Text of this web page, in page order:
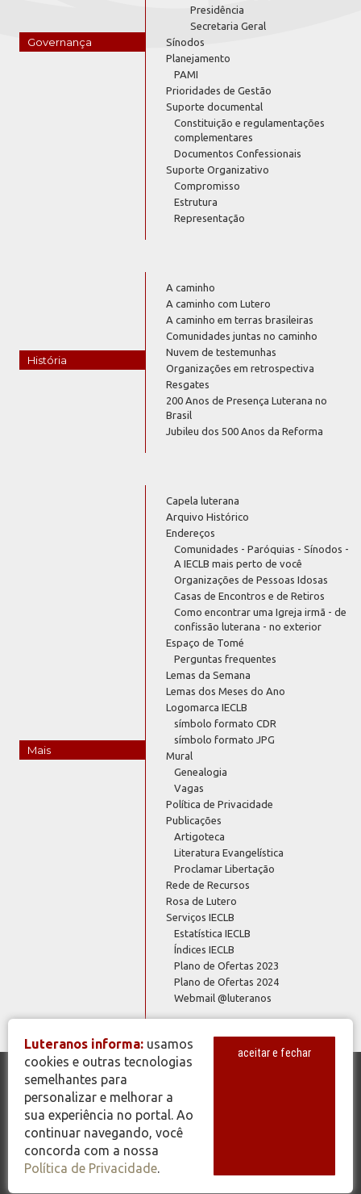
Governança
Presidência
Secretaria Geral
Sínodos
Planejamento
PAMI
Prioridades de Gestão
Suporte documental
Constituição e regulamentações
complementares
Documentos Confessionais
Suporte Organizativo
Compromisso
Estrutura
Representação
História
A caminho
A caminho com Lutero
A caminho em terras brasileiras
Comunidades juntas no caminho
Nuvem de testemunhas
Organizações em retrospectiva
Resgates
200 Anos de Presença Luterana no
Brasil
Jubileu dos 500 Anos da Reforma
Mais
Capela luterana
Arquivo Histórico
Endereços
Comunidades - Paróquias - Sínodos -
A IECLB mais perto de você
Organizações de Pessoas Idosas
Casas de Encontros e de Retiros
Como encontrar uma Igreja irmã - de
confissão luterana - no exterior
Espaço de Tomé
Perguntas frequentes
Lemas da Semana
Lemas dos Meses do Ano
Logomarca IECLB
símbolo formato CDR
símbolo formato JPG
Mural
Genealogia
Vagas
Política de Privacidade
Publicações
Artigoteca
Literatura Evangelística
Proclamar Libertação
Rede de Recursos
Rosa de Lutero
Serviços IECLB
Estatística IECLB
Índices IECLB
Plano de Ofertas 2023
Plano de Ofertas 2024
Webmail @luteranos
© Copyright 2026 - Todos os Direitos Reservados - IECLB - Igreja
Evangélica de Confissão Luterana no Brasil - Portal Luteranos -
www.luteranos.com.br
Luteranos informa: usamos
cookies e outras tecnologias
semelhantes para
personalizar e melhorar a
sua experiência no portal. Ao
continuar navegando, você
concorda com a nossa
Política de Privacidade.
aceitar e fechar